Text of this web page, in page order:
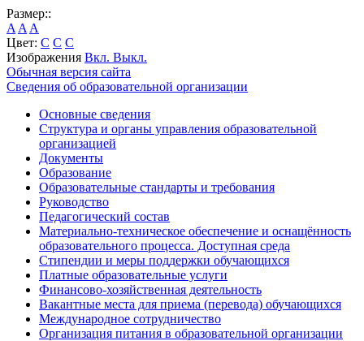
Размер::
A A A
Цвет: C C C
Изображения Вкл. Выкл.
Обычная версия сайта
Сведения об образовательной организации
Основные сведения
Структура и органы управления образовательной
организацией
Документы
Образование
Образовательные стандарты и требования
Руководство
Педагогический состав
Материально-техническое обеспечение и оснащённость
образовательного процесса. Доступная среда
Стипендии и меры поддержки обучающихся
Платные образовательные услуги
Финансово-хозяйственная деятельность
Вакантные места для приема (перевода) обучающихся
Международное сотрудничество
Организация питания в образовательной организации